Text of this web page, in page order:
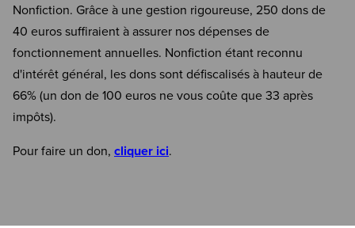
Nonfiction. Grâce à une gestion rigoureuse, 250 dons de
40 euros suffiraient à assurer nos dépenses de
fonctionnement annuelles. Nonfiction étant reconnu
d'intérêt général, les dons sont défiscalisés à hauteur de
66% (un don de 100 euros ne vous coûte que 33 après
impôts).
Pour faire un don, cliquer ici.